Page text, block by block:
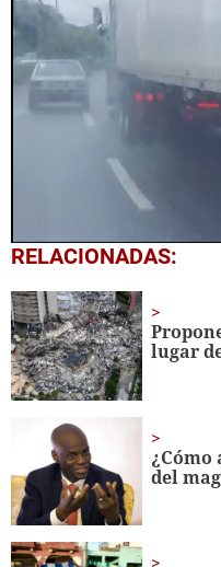
0
seconds
2
minutes,
50
seconds
RELACIONADAS:
lugar
¿Cómo
del